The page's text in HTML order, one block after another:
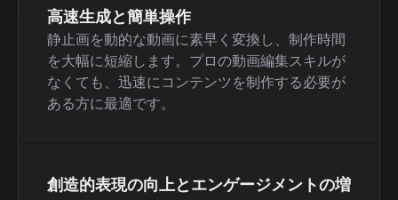
高速生成と簡単操作
静止画を動的な動画に素早く変換し、制作時間
を大幅に短縮します。プロの動画編集スキルが
なくても、迅速にコンテンツを制作する必要が
ある方に最適です。
創造的表現の向上とエンゲージメントの増